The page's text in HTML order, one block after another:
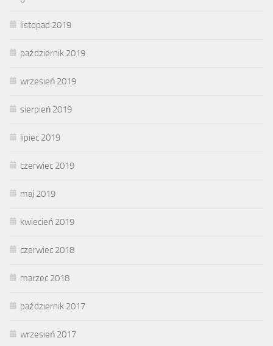
listopad 2019
październik 2019
wrzesień 2019
sierpień 2019
lipiec 2019
czerwiec 2019
maj 2019
kwiecień 2019
czerwiec 2018
marzec 2018
październik 2017
wrzesień 2017